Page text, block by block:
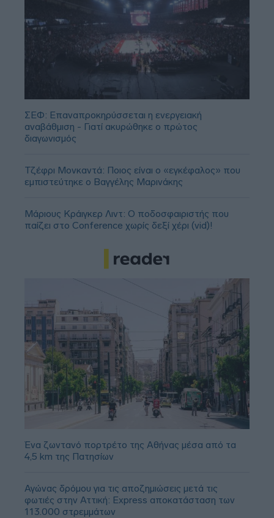
ΣΕΦ: Επαναπροκηρύσσεται η ενεργειακή
αναβάθμιση - Γιατί ακυρώθηκε ο πρώτος
διαγωνισμός
Τζέφρι Μονκαντά: Ποιος είναι ο «εγκέφαλος» που
εμπιστεύτηκε ο Βαγγέλης Μαρινάκης
Μάριους Κράιγκερ Λιντ: Ο ποδοσφαιριστής που
παίζει στο Conference χωρίς δεξί χέρι (vid)!
Ένα ζωντανό πορτρέτο της Αθήνας μέσα από τα
4,5 km της Πατησίων
Αγώνας δρόμου για τις αποζημιώσεις μετά τις
φωτιές στην Αττική: Express αποκατάσταση των
113.000 στρεμμάτων